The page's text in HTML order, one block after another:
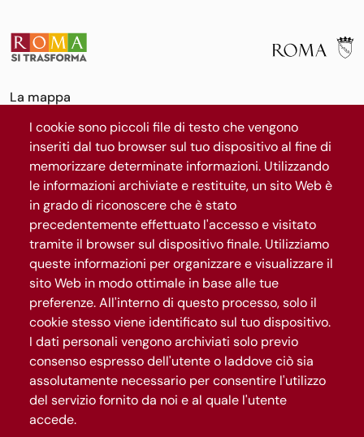
La mappa
News
Segui Roma Capitale
Iscriviti al canale WhatsApp
Gestisci privacy
Privacy e Cookies policy
I cookie sono piccoli file di testo che vengono
inseriti dal tuo browser sul tuo dispositivo al fine di
memorizzare determinate informazioni. Utilizzando
le informazioni archiviate e restituite, un sito Web è
in grado di riconoscere che è stato
precedentemente effettuato l'accesso e visitato
tramite il browser sul dispositivo finale. Utilizziamo
queste informazioni per organizzare e visualizzare il
sito Web in modo ottimale in base alle tue
preferenze. All'interno di questo processo, solo il
cookie stesso viene identificato sul tuo dispositivo.
I dati personali vengono archiviati solo previo
consenso espresso dell'utente o laddove ciò sia
assolutamente necessario per consentire l'utilizzo
del servizio fornito da noi e al quale l'utente
accede.